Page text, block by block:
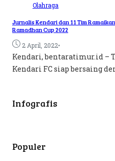
Olahraga
Jurnalis Kendari dan 11 Tim
Ramadhan Cup 2022
2 April, 2022•
Kendari, bentaratimur.id –
Kendari FC siap bersaing
Infografis
Populer